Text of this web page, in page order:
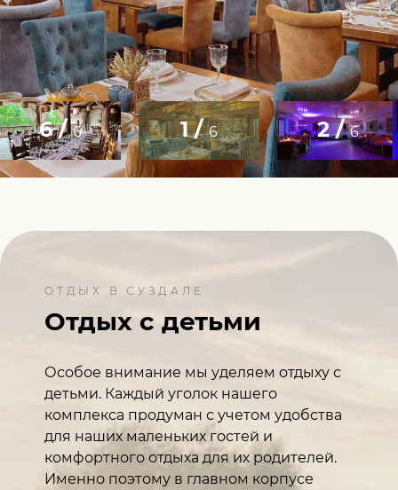
6 /6 1 /6 2 /6
ОТДЫХ В СУЗДАЛЕ
Отдых с детьми
Особое внимание мы уделяем отдыху с
детьми. Каждый уголок нашего
комплекса продуман с учетом удобства
для наших маленьких гостей и
комфортного отдыха для их родителей.
Именно поэтому в главном корпусе